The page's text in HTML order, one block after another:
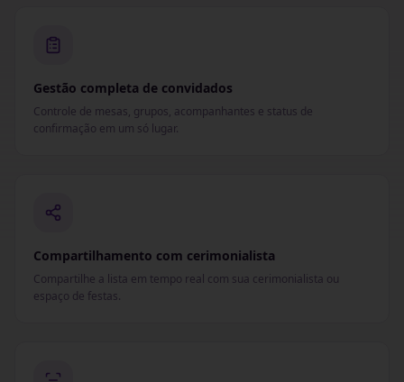
Gestão completa de convidados
Controle de mesas, grupos, acompanhantes e status de
confirmação em um só lugar.
Compartilhamento com cerimonialista
Compartilhe a lista em tempo real com sua cerimonialista ou
espaço de festas.